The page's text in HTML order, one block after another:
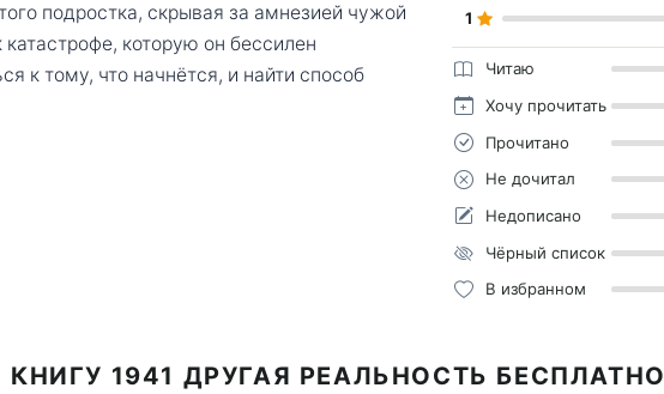
подростка, скрывая за амнезией чужой
которую он бессилен
к тому, что начнётся, и найти способ
1
Читаю
Хочу прочитать
Прочитано
Не дочитал
Недописано
Чёрный список
В избранном
1941 ДРУГАЯ РЕАЛЬНОСТЬ БЕСПЛАТНО